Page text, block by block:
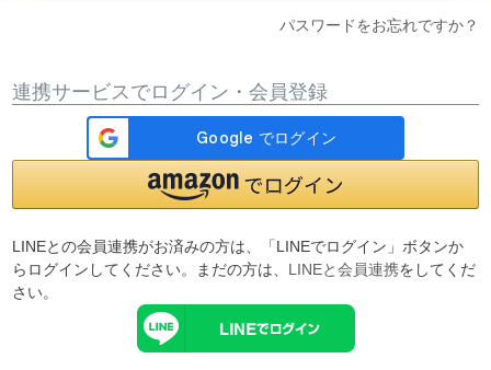
パスワードをお忘れですか？
連携サービスでログイン・会員登録
LINEとの会員連携がお済みの方は、「LINEでログイン」ボタンか
らログインしてください。まだの方は、 LINEと会員連携をしてくだ
さい。